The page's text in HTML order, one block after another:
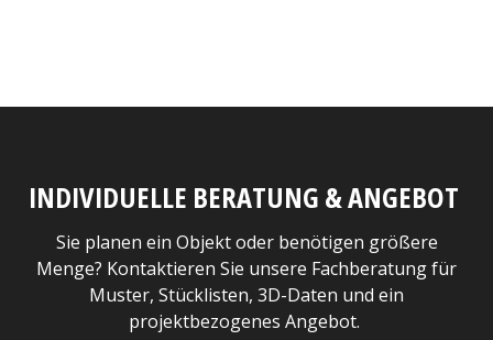
INDIVIDUELLE BERATUNG & ANGEBOT
Sie planen ein Objekt oder benötigen größere
Menge? Kontaktieren Sie unsere Fachberatung für
Muster, Stücklisten, 3D-Daten und ein
projektbezogenes Angebot.